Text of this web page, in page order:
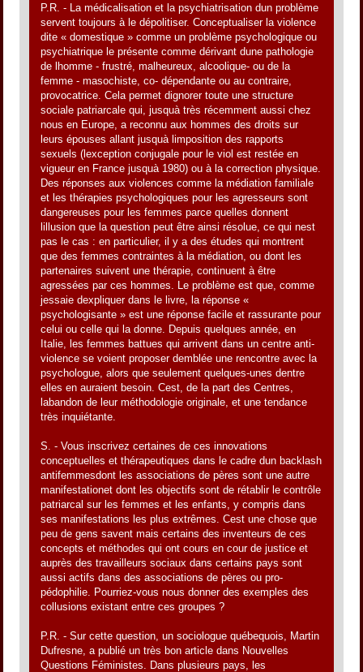
P.R. - La médicalisation et la psychiatrisation dun problème
servent toujours à le dépolitiser. Conceptualiser la violence
dite « domestique » comme un problème psychologique ou
psychiatrique le présente comme dérivant dune pathologie
de lhomme - frustré, malheureux, alcoolique- ou de la
femme - masochiste, co- dépendante ou au contraire,
provocatrice. Cela permet dignorer toute une structure
sociale patriarcale qui, jusquà très récemment aussi chez
nous en Europe, a reconnu aux hommes des droits sur
leurs épouses allant jusquà limposition des rapports
sexuels (lexception conjugale pour le viol est restée en
vigueur en France jusquà 1980) ou à la correction physique.
Des réponses aux violences comme la médiation familiale
et les thérapies psychologiques pour les agresseurs sont
dangereuses pour les femmes parce quelles donnent
lillusion que la question peut être ainsi résolue, ce qui nest
pas le cas : en particulier, il y a des études qui montrent
que des femmes contraintes à la médiation, ou dont les
partenaires suivent une thérapie, continuent à être
agressées par ces hommes. Le problème est que, comme
jessaie dexpliquer dans le livre, la réponse «
psychologisante » est une réponse facile et rassurante pour
celui ou celle qui la donne. Depuis quelques année, en
Italie, les femmes battues qui arrivent dans un centre anti-
violence se voient proposer demblée une rencontre avec la
psychologue, alors que seulement quelques-unes dentre
elles en auraient besoin. Cest, de la part des Centres,
labandon de leur méthodologie originale, et une tendance
très inquiétante.
S. - Vous inscrivez certaines de ces innovations
conceptuelles et thérapeutiques dans le cadre dun backlash
antifemmesdont les associations de pères sont une autre
manifestationet dont les objectifs sont de rétablir le contrôle
patriarcal sur les femmes et les enfants, y compris dans
ses manifestations les plus extrêmes. Cest une chose que
peu de gens savent mais certains des inventeurs de ces
concepts et méthodes qui ont cours en cour de justice et
auprès des travailleurs sociaux dans certains pays sont
aussi actifs dans des associations de pères ou pro-
pédophilie. Pourriez-vous nous donner des exemples des
collusions existant entre ces groupes ?
P.R. - Sur cette question, un sociologue québequois, Martin
Dufresne, a publié un très bon article dans Nouvelles
Questions Féministes. Dans plusieurs pays, les